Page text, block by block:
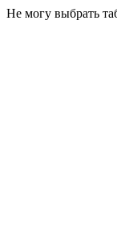
Не могу выбрать